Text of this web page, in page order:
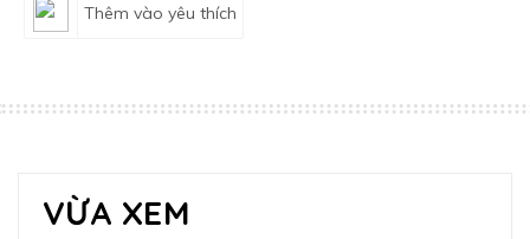
Thêm vào yêu thích
VỪA XEM